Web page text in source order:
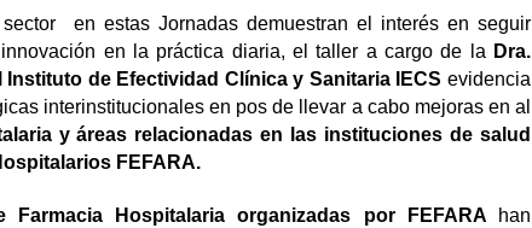
en estas Jornadas demuestran el interés en seguir
en la práctica diaria, el taller a cargo de la Dra.
de Efectividad Clínica y Sanitaria IECS evidencia
interinstitucionales en pos de llevar a cabo mejoras en al
y áreas relacionadas en las instituciones de salud
FEFARA.
Farmacia Hospitalaria organizadas por FEFARA
han